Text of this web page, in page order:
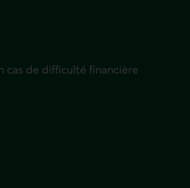
cas de difficulté financière